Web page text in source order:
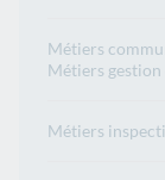
Métiers
Métiers gestion
Métiers